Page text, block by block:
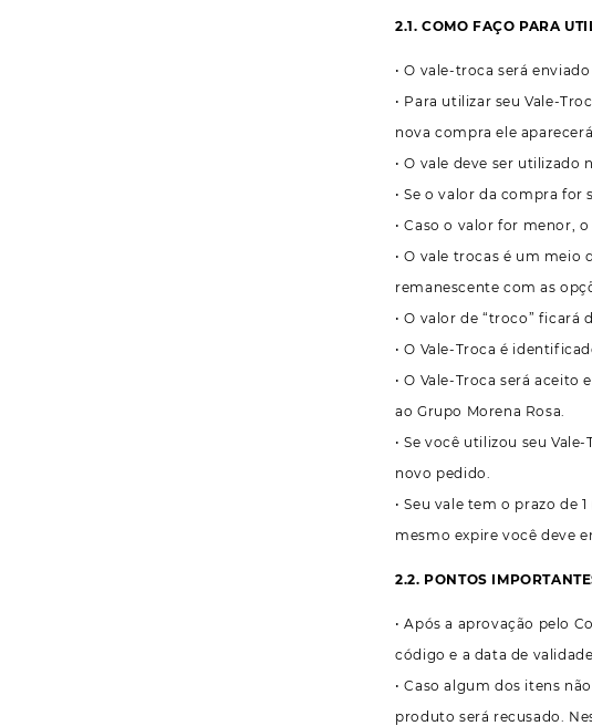
2.1. COMO FAÇO PARA
• O vale-troca será
• Para utilizar seu Vale-
nova compra ele
• O vale deve ser utilizado
• Se o valor da compra
• Caso o valor for menor,
• O vale trocas é um
remanescente com as
• O valor de “troco”
• O Vale-Troca é
• O Vale-Troca será
ao Grupo Morena Rosa.
• Se você utilizou seu
novo pedido.
• Seu vale tem o prazo de
mesmo expire você deve
2.2. PONTOS
• Após a aprovação pelo
código e a data de
• Caso algum dos itens
produto será recusado.